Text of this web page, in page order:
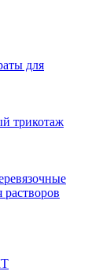
для
трикотаж